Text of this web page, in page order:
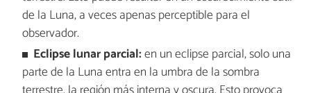
de la Luna, a veces apenas perceptible para el
observador.
Eclipse lunar parcial:en un eclipse parcial, solo una
parte de la Luna entra en la umbra de la sombra